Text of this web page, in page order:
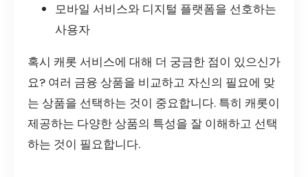
모바일 서비스와 디지털 플랫폼을 선호하는
사용자
혹시 캐롯 서비스에 대해 더 궁금한 점이 있으신가
요? 여러 금융 상품을 비교하고 자신의 필요에 맞
는 상품을 선택하는 것이 중요합니다. 특히 캐롯이
제공하는 다양한 상품의 특성을 잘 이해하고 선택
하는 것이 필요합니다.